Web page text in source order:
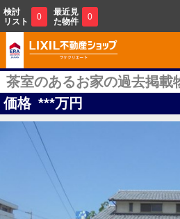
検討
リスト
0
最近見
た物件
0
茶室のあるお家の過去掲載
価格 ***万円